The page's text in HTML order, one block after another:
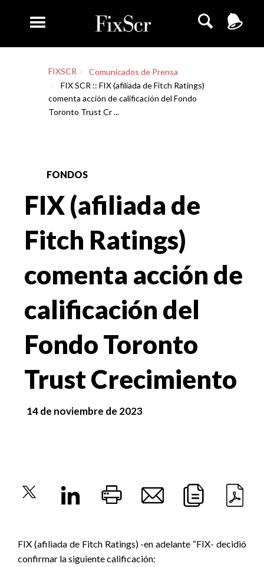
FIXSCR
Comunicados de Prensa
FIX SCR :: FIX (afiliada de Fitch Ratings)
comenta acción de calificación del Fondo
Toronto Trust Cr ...
FONDOS
FIX (afiliada de
Fitch Ratings)
comenta acción de
calificación del
Fondo Toronto
Trust Crecimiento
14 de noviembre de 2023
FIX (afiliada de Fitch Ratings) -en adelante “FIX- decidió
confirmar la siguiente calificación: